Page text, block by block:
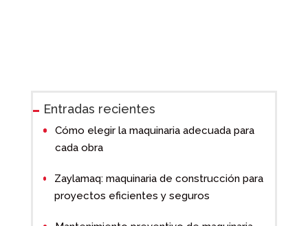
Entradas recientes
Cómo elegir la maquinaria adecuada para
cada obra
Zaylamaq: maquinaria de construcción para
proyectos eficientes y seguros